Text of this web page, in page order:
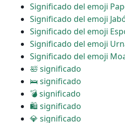
Significado del emoji
Significado del emoji
Significado del emoji
Significado del emoji
Significado del emoji
🛀 significado
🛌 significado
💣 significado
🛍 significado
💎 significado